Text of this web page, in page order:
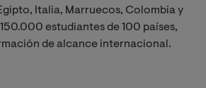
Italia, Marruecos, Colombia y
150.000 estudiantes de 100 países,
de alcance internacional.